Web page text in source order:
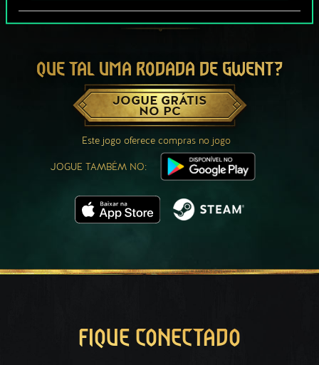
QUE TAL UMA RODADA DE GWENT?
JOGUE GRÁTIS
NO PC
Este jogo oferece compras no jogo
JOGUE TAMBÉM NO:
FIQUE CONECTADO